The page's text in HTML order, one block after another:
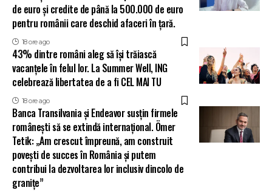
de euro și credite de până la 500.000 de euro
pentru românii care deschid afaceri în țară.
18 ore ago
43% dintre români aleg să își trăiască
vacanțele în felul lor. La Summer Well, ING
celebrează libertatea de a fi CEL MAI TU
18 ore ago
Banca Transilvania și Endeavor susțin firmele
românești să se extindă internațional. Ömer
Tetik: „Am crescut împreună, am construit
povești de succes în România și putem
contribui la dezvoltarea lor inclusiv dincolo de
granițe”